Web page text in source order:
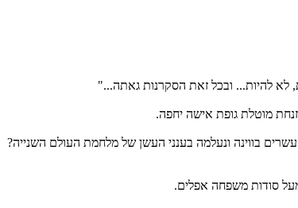
לא להיות... ובכל זאת הסקרנות גאתה..."
מוטלת גופת אישה יחפה.
בווינה ונעלמה בענני העשן של מלחמת העולם השנייה?
סודות משפחה אפלים.